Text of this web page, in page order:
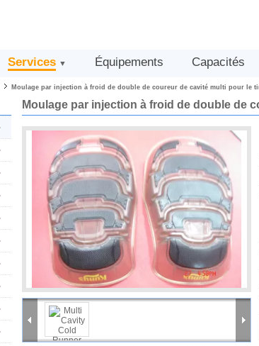
Services ▼ Équipements Capacités
Moulage par injection à froid de double de coureur de cavité multi pour le
Moulage par injection à froid de double de